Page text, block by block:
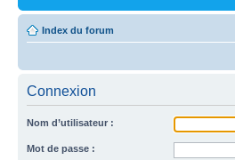
Index du forum
Connexion
Nom d’utilisateur :
Mot de passe :